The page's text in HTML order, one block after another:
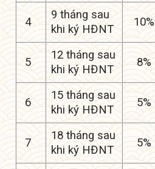
4
9 tháng sau
khi ký HĐNT
10%
5
12 tháng sau
khi ký HĐNT
8%
6
15 tháng sau
khi ký HĐNT
5%
7
18 tháng sau
khi ký HĐNT
5%